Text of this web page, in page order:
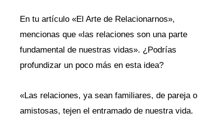
En tu artículo «El Arte de Relacionarnos»,
mencionas que «las relaciones son una parte
fundamental de nuestras vidas». ¿Podrías
profundizar un poco más en esta idea?
«Las relaciones, ya sean familiares, de pareja o
amistosas, tejen el entramado de nuestra vida.